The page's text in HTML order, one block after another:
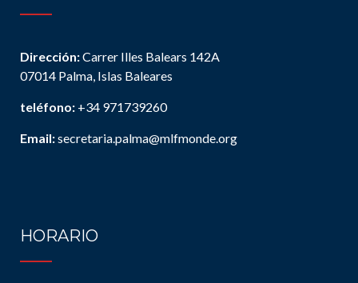
Dirección:Carrer Illes Balears 142A
07014 Palma, Islas Baleares
teléfono: +34 971739260
Email:secretaria.palma@mlfmonde.org
HORARIO